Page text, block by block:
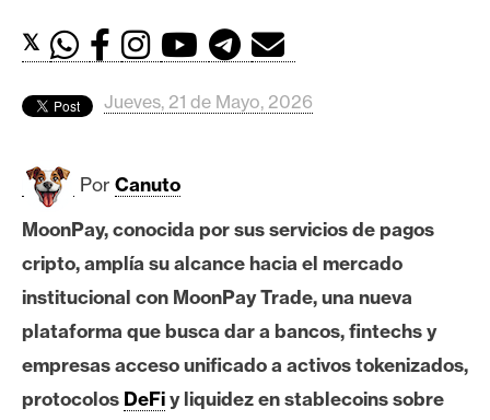
d
s
B
i
t
c
o
i
𝕏
Jueves, 21 de Mayo, 2026
Por Canuto
MoonPay, conocida por sus servicios de pagos
cripto, amplía su alcance hacia el mercado
institucional con MoonPay Trade, una nueva
plataforma que busca dar a bancos, fintechs y
empresas acceso unificado a activos tokenizados,
protocolos DeFiy liquidez en stablecoins sobre